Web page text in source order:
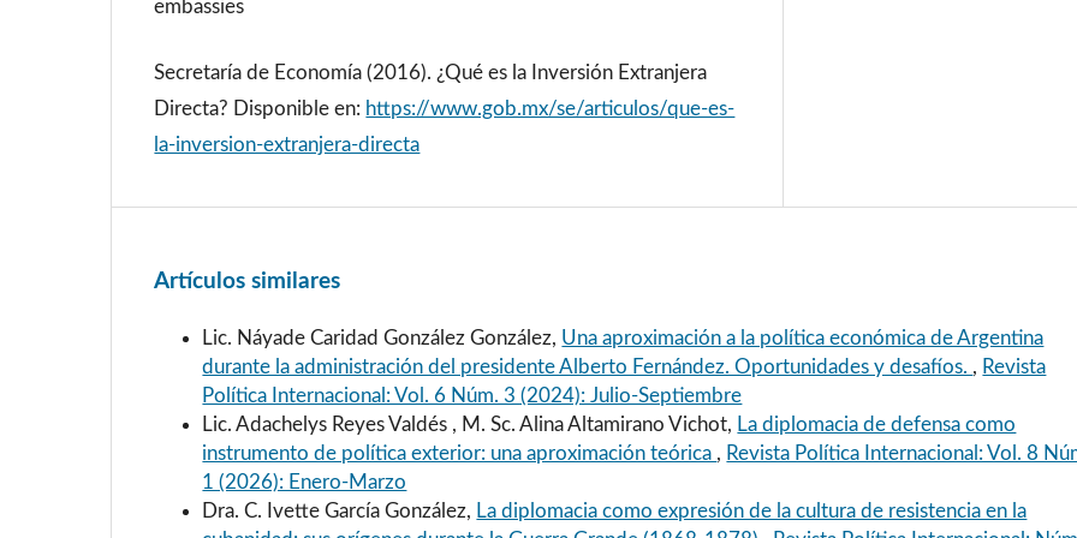
embassies
Secretaría de Economía (2016). ¿Qué es la Inversión Extranjera
Directa? Disponible en: https://www.gob.mx/se/articulos/que-es-
la-inversion-extranjera-directa
Artículos similares
Lic. Náyade Caridad González González, Una aproximación a la política económica de Argentina
durante la administración del presidente Alberto Fernández. Oportunidades y desafíos. , Revista
Política Internacional: Vol. 6 Núm. 3 (2024): Julio-Septiembre
Lic. Adachelys Reyes Valdés , M. Sc. Alina Altamirano Vichot, La diplomacia de defensa como
instrumento de política exterior: una aproximación teórica , Revista Política Internacional: Vol. 8
1 (2026): Enero-Marzo
Dra. C. Ivette García González, La diplomacia como expresión de la cultura de resistencia en la